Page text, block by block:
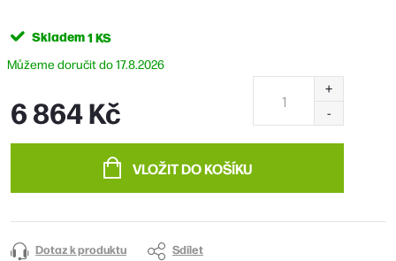
Skladem1 KS
17.8.2026
6 864 Kč
VLOŽIT DO KOŠÍKU
Dotaz k produktu Sdílet